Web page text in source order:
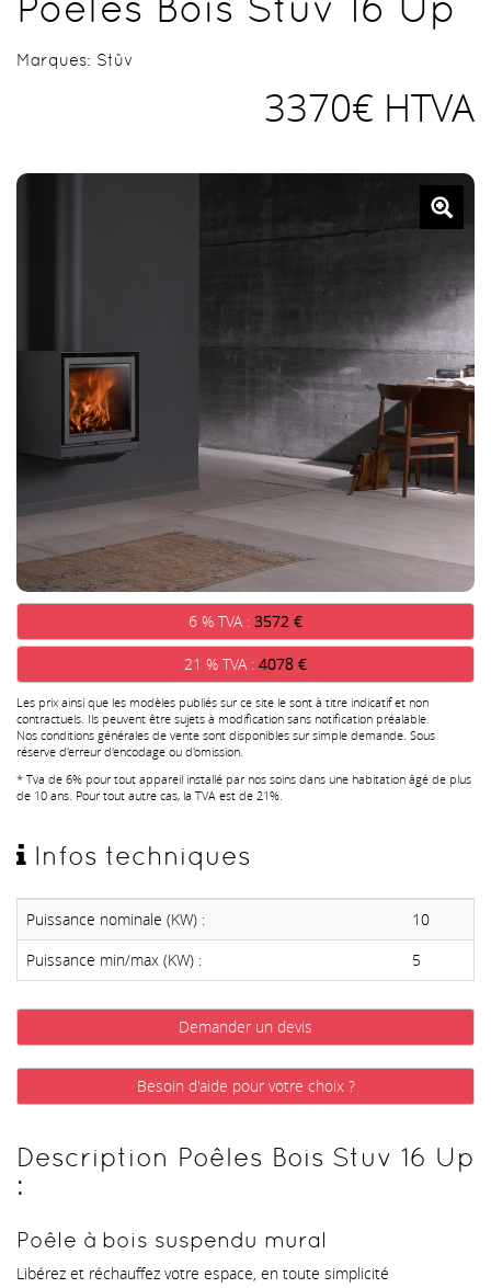
Marques: Stûv
3370€ HTVA
6 % TVA : 3572 €
21 % TVA : 4078 €
Les prix ainsi que les modèles publiés sur ce site le sont à titre indicatif et non
contractuels. Ils peuvent être sujets à modification sans notification préalable.
Nos conditions générales de vente sont disponibles sur simple demande. Sous
réserve d'erreur d'encodage ou d'omission.
* Tva de 6% pour tout appareil installé par nos soins dans une habitation âgé de plus
de 10 ans. Pour tout autre cas, la TVA est de 21%.
Infos techniques
Puissance nominale (KW) :
10
Puissance min/max (KW) :
5
Demander un devis
Besoin d'aide pour votre choix ?
Description Poêles Bois Stuv 16 Up
:
Poêle à bois suspendu mural
Libérez et réchauffez votre espace, en toute simplicité